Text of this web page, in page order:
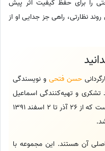
را برای حفظ کیفیت اثر پیش
نظارتی، راهی جز جدایی او از
حسن فتحی و نویسندگی
تشکری و تهیه‌کنندگی اسماعیل
عفیفه در ژانر عاشقانه و درام اجتماعی است که از 26 آذر تا 2 اسفند 1391
اصلی آن هستند. این مجموعه با